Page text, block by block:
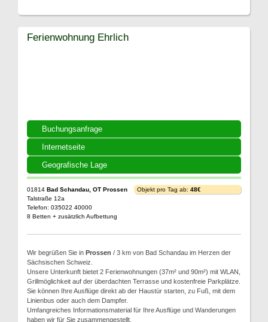
Buchungsanfrage
Internetseite
Geografische Lage
Ferienwohnung Ehrlich
01814 Bad Schandau, OT Prossen
Talstraße 12a
Telefon: 035022 40000
8 Betten + zusätzlich Aufbettung
Objekt pro Tag ab: 48€
Wir begrüßen Sie in Prossen / 3 km von Bad Schandau im Herzen der
Sächsischen Schweiz.
Unsere Unterkunft bietet 2 Ferienwohnungen (37m² und 90m²) mit WLAN,
Grillmöglichkeit auf der überdachten Terrasse und kostenfreie Parkplätze.
Sie können Ihre Ausflüge direkt ab der Haustür starten, zu Fuß, mit dem
Linienbus oder auch dem Dampfer.
Umfangreiches Informationsmaterial für Ihre Ausflüge und Wanderungen
haben wir für Sie zusammengestellt.